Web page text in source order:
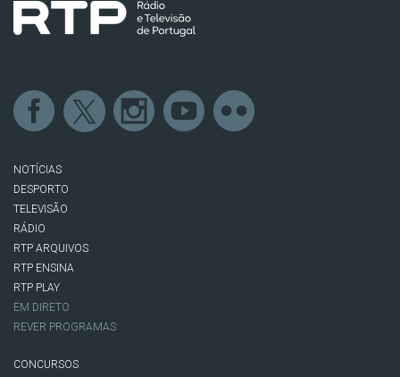
NOTÍCIAS
DESPORTO
TELEVISÃO
RÁDIO
RTP ARQUIVOS
RTP ENSINA
RTP PLAY
EM DIRETO
REVER PROGRAMAS
CONCURSOS